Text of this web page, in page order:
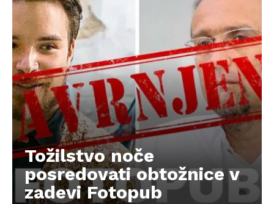
Tožilstvo noče
posredovati obtožnice v
zadevi Fotopub